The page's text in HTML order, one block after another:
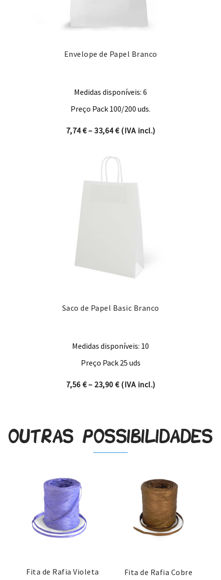
Envelope de Papel Branco
Medidas disponíveis: 6
Preço Pack 100/200 uds.
7,74€– 33,64€Price range: 7,74 € through
(IVA incl.)
Saco de Papel Basic Branco
Medidas disponíveis: 10
Preço Pack 25 uds
7,56 €– 23,90 €Price range: 7,56 € through
(IVA incl.)
Outras possibilidades
Fita de Rafia Violeta Fita de Rafia Cobre